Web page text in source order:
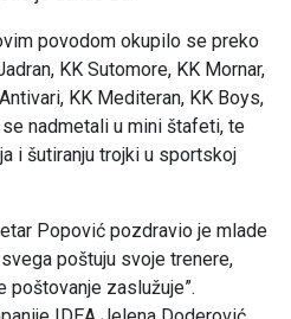
povodom okupilo se preko
KK Sutomore, KK Mornar,
KK Mediteran, KK Boys,
se nadmetali u mini štafeti, te
i šutiranju trojki u sportskoj
Popović pozdravio je mlade
poštuju svoje trenere,
poštovanje zaslužuje”.